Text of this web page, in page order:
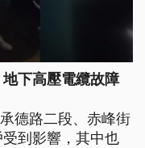
下高壓電纜故障
德路二段、赤峰街
到影響，其中也